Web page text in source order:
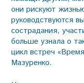
они рискуют
руководствуются
сострадания,
больше узнала о
цикл встреч
Мазуренко.